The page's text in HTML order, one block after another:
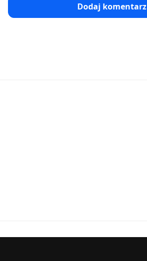
Dodaj komentarz